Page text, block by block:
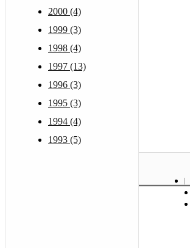
2000 (4)
1999 (3)
1998 (4)
1997 (13)
1996 (3)
1995 (3)
1994 (4)
1993 (5)